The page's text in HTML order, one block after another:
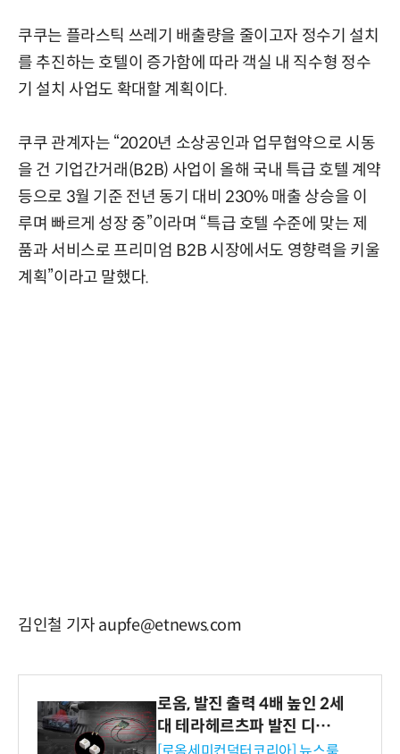
쿠쿠는 플라스틱 쓰레기 배출량을 줄이고자 정수기 설치
를 추진하는 호텔이 증가함에 따라 객실 내 직수형 정수
기 설치 사업도 확대할 계획이다.
쿠쿠 관계자는 “2020년 소상공인과 업무협약으로 시동
을 건 기업간거래(B2B) 사업이 올해 국내 특급 호텔 계약
등으로 3월 기준 전년 동기 대비 230% 매출 상승을 이
루며 빠르게 성장 중”이라며 “특급 호텔 수준에 맞는 제
품과 서비스로 프리미엄 B2B 시장에서도 영향력을 키울
계획”이라고 말했다.
김인철 기자 aupfe@etnews.com
로옴, 발진 출력 4배 높인 2세
대 테라헤르츠파 발진 디바이
스 개발